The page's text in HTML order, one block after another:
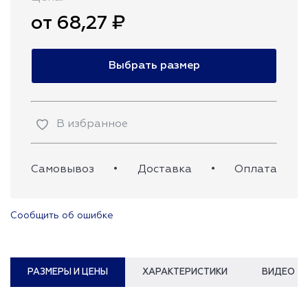
от 68,27 ₽
Выбрать размер
В избранное
Самовывоз • Доставка • Оплата
Сообщить об ошибке
РАЗМЕРЫ И ЦЕНЫ ХАРАКТЕРИСТИКИ ВИДЕО